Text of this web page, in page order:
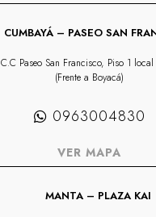
CUMBAYÁ – PASEO SAN
C.C Paseo San Francisco, Piso 1
(Frente a Boyacá)
0963004830
VER MAPA
MANTA – PLAZA KAI